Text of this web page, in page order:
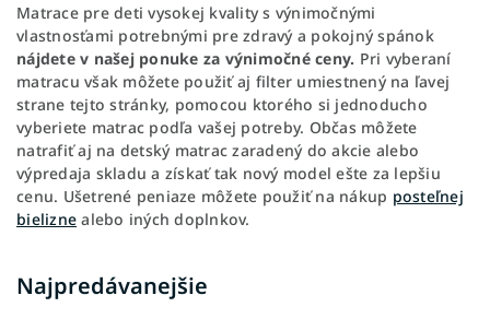
Matrace pre deti vysokej kvality s výnimočnými
vlastnosťami potrebnými pre zdravý a pokojný spánok
nájdete v našej ponuke za výnimočné ceny. Pri vyberaní
matracu však môžete použiť aj filter umiestnený na ľavej
strane tejto stránky, pomocou ktorého si jednoducho
vyberiete matrac podľa vašej potreby. Občas môžete
natrafiť aj na detský matrac zaradený do akcie alebo
výpredaja skladu a získať tak nový model ešte za lepšiu
cenu. Ušetrené peniaze môžete použiť na nákup posteľnej
bielizne alebo iných doplnkov.
Najpredávanejšie